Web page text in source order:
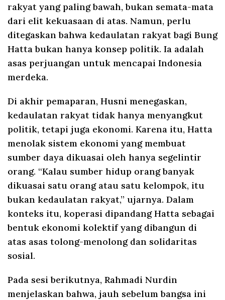
rakyat yang paling bawah, bukan semata-mata
dari elit kekuasaan di atas. Namun, perlu
ditegaskan bahwa kedaulatan rakyat bagi Bung
Hatta bukan hanya konsep politik. Ia adalah
asas perjuangan untuk mencapai Indonesia
merdeka.
Di akhir pemaparan, Husni menegaskan,
kedaulatan rakyat tidak hanya menyangkut
politik, tetapi juga ekonomi. Karena itu, Hatta
menolak sistem ekonomi yang membuat
sumber daya dikuasai oleh hanya segelintir
orang. “Kalau sumber hidup orang banyak
dikuasai satu orang atau satu kelompok, itu
bukan kedaulatan rakyat,” ujarnya. Dalam
konteks itu, koperasi dipandang Hatta sebagai
bentuk ekonomi kolektif yang dibangun di
atas asas tolong-menolong dan solidaritas
sosial.
Pada sesi berikutnya, Rahmadi Nurdin
menjelaskan bahwa, jauh sebelum bangsa ini